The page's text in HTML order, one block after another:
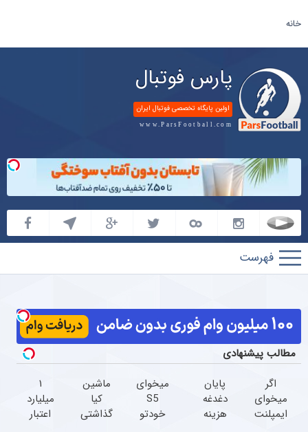
خانه
پارس فوتبال
اولین پایگاه تخصصی فوتبال ایران
www.ParsFootball.com
پارس
فوتبال
مطالب پیشنهادی
اگر
میخوای
ایمپلنت
پایان
دغدغه
هزینه
میخوای
S5
خودتو
ماشین
کیا
گذاشتی
۱
میلیارد
اعتبار